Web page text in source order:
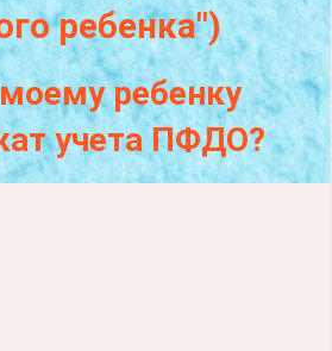
ребенка")
ребенку
учета ПФДО?